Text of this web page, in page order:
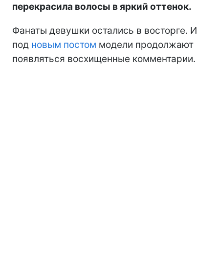
перекрасила волосы в яркий оттенок.
Фанаты девушки остались в восторге. И
под новым постом модели продолжают
появляться восхищенные комментарии.